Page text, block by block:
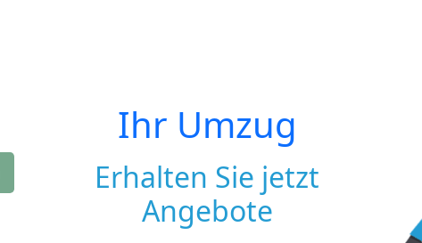
Ihr Umzug
Erhalten Sie jetzt
Angebote